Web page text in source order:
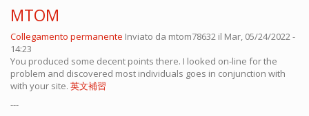
MTOM
Collegamento permanente Inviato da mtom78632 il Mar, 05/24/2022 -
14:23
You produced some decent points there. I looked on-line for the
problem and discovered most individuals goes in conjunction with
with your site. 英文補習
---